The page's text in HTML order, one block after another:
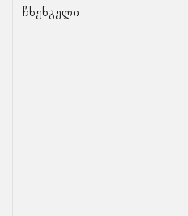
ჩხენკელი